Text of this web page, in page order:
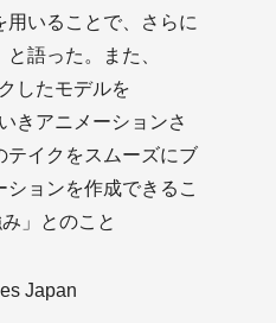
用いることで、さらに
語った。また、
したモデルを
きアニメーションさ
テイクをスムーズにブ
ョンを作成できるこ
」とのこと
Japan